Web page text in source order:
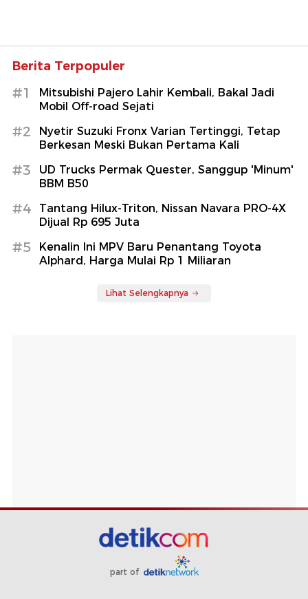
Berita Terpopuler
#1
Mitsubishi Pajero Lahir Kembali, Bakal Jadi
Mobil Off-road Sejati
#2
Nyetir Suzuki Fronx Varian Tertinggi, Tetap
Berkesan Meski Bukan Pertama Kali
#3
UD Trucks Permak Quester, Sanggup 'Minum'
BBM B50
#4
Tantang Hilux-Triton, Nissan Navara PRO-4X
Dijual Rp 695 Juta
#5
Kenalin Ini MPV Baru Penantang Toyota
Alphard, Harga Mulai Rp 1 Miliaran
Lihat Selengkapnya
part of